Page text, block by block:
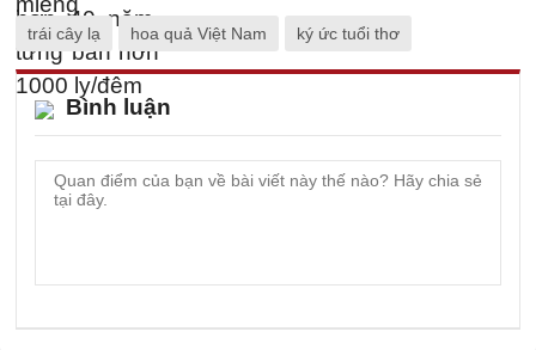
trái cây lạ hoa quả Việt Nam ký ức tuổi thơ
Bình luận